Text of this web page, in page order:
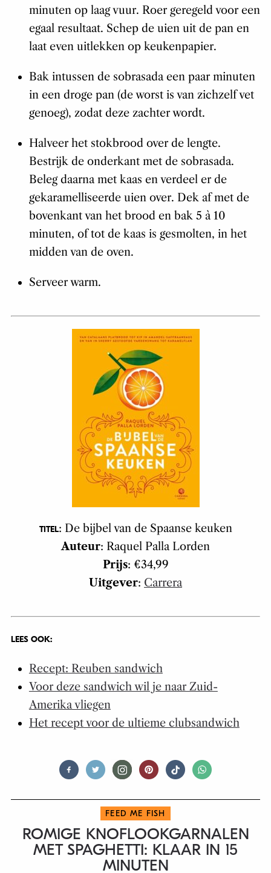
minuten op laag vuur. Roer geregeld voor een
egaal resultaat. Schep de uien uit de pan en
laat even uitlekken op keukenpapier.
Bak intussen de sobrasada een paar minuten
in een droge pan (de worst is van zichzelf vet
genoeg), zodat deze zachter wordt.
Halveer het stokbrood over de lengte.
Bestrijk de onderkant met de sobrasada.
Beleg daarna met kaas en verdeel er de
gekaramelliseerde uien over. Dek af met de
bovenkant van het brood en bak 5 à 10
minuten, of tot de kaas is gesmolten, in het
midden van de oven.
Serveer warm.
TITEL: De bijbel van de Spaanse keuken
Auteur: Raquel Palla Lorden
Prijs: €34,99
Uitgever: Carrera
LEES OOK:
Recept: Reuben sandwich
Voor deze sandwich wil je naar Zuid-
Amerika vliegen
Het recept voor de ultieme clubsandwich
FEED ME FISH
ROMIGE KNOFLOOKGARNALEN
MET SPAGHETTI: KLAAR IN 15
MINUTEN